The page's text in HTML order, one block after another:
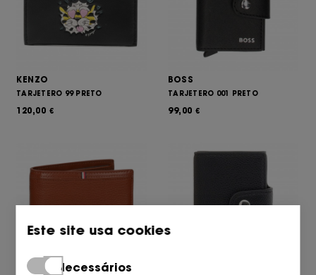
KENZO
TARJETERO 99 PRETO
120,00 €
BOSS
TARJETERO 001 PRETO
99,00 €
Este site usa cookies
Necessários